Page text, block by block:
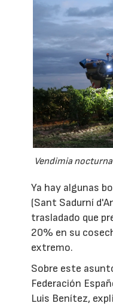
Vendimia
Ya hay algunas
(Sant Sadurní
trasladado que
20% en su
extremo.
Sobre este
Federación
Luis Benítez,